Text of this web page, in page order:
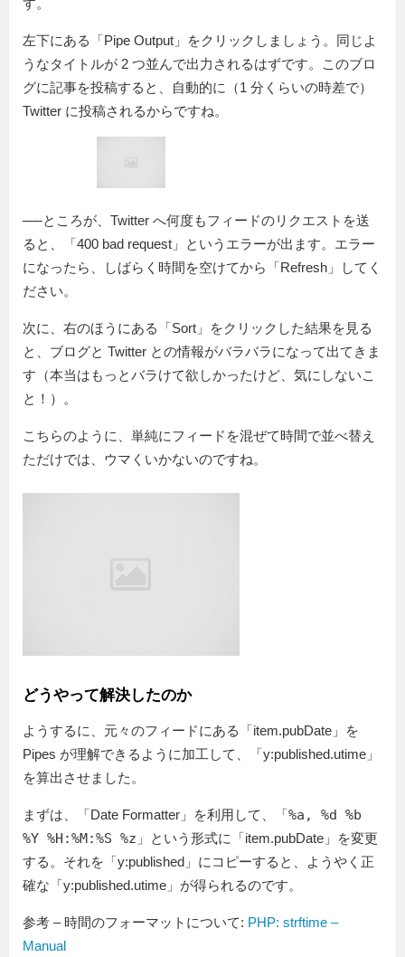
す。
左下にある「Pipe Output」をクリックしましょう。同じよ
うなタイトルが 2 つ並んで出力されるはずです。このブロ
グに記事を投稿すると、自動的に（1 分くらいの時差で）
Twitter に投稿されるからですね。
──ところが、Twitter へ何度もフィードのリクエストを送
ると、「400 bad request」というエラーが出ます。エラー
になったら、しばらく時間を空けてから「Refresh」してく
ださい。
次に、右のほうにある「Sort」をクリックした結果を見る
と、ブログと Twitter との情報がバラバラになって出てきま
す（本当はもっとバラけて欲しかったけど、気にしないこ
と！）。
こちらのように、単純にフィードを混ぜて時間で並べ替え
ただけでは、ウマくいかないのですね。
どうやって解決したのか
ようするに、元々のフィードにある「item.pubDate」を
Pipes が理解できるように加工して、「y:published.utime」
を算出させました。
まずは、「Date Formatter」を利用して、「%a, %d %b
%Y %H:%M:%S %z 」という形式に「item.pubDate」を変更
する。それを「y:published」にコピーすると、ようやく正
確な「y:published.utime」が得られるのです。
参考 – 時間のフォーマットについて: PHP: strftime –
Manual